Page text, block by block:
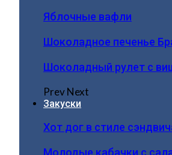
Яблочные вафли
Шоколадное печенье
Шоколадный рулет с
PrevNext
Закуски
Хот дог в стиле
Молодые кабачки с